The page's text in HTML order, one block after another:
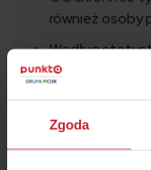
Zgoda
również osoby
Według
OC. To daje w
bez
Z badań